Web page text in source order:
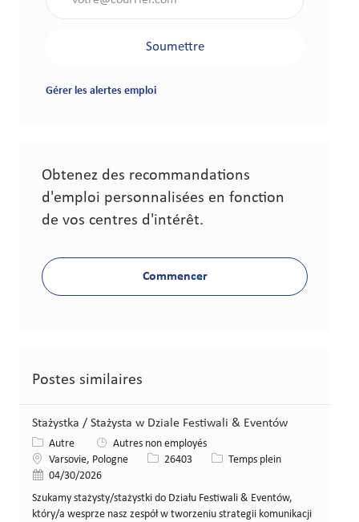
Soumettre
Gérer les alertes emploi
Obtenez des recommandations
d'emploi personnalisées en fonction
de vos centres d'intérêt.
Commencer
Postes similaires
Stażystka / Stażysta w Dziale Festiwali & Eventów
Catégorie
Autre
Autres non employés
LieuVarsovie, Pologne Identifiant de poste
26403 Type de poste
Temps plein
Date de publication
04/30/2026
Szukamy stażysty/stażystki do Działu Festiwali & Eventów,
który/a wesprze nasz zespół w tworzeniu strategii komunikacji